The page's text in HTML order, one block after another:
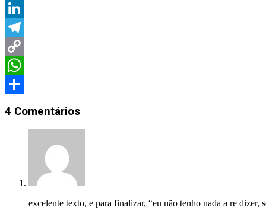
Twitter
LinkedIn
Telegram
Copy
Link
WhatsApp
4 Comentários
excelente texto, e para finalizar, “eu não tenho nada a re